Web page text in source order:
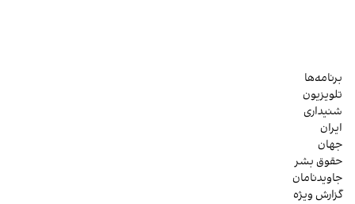
برنامه‌ها
تلویزیون
شنیداری
ایران
جهان
حقوق بشر
جاویدنامان
گزارش ویژه